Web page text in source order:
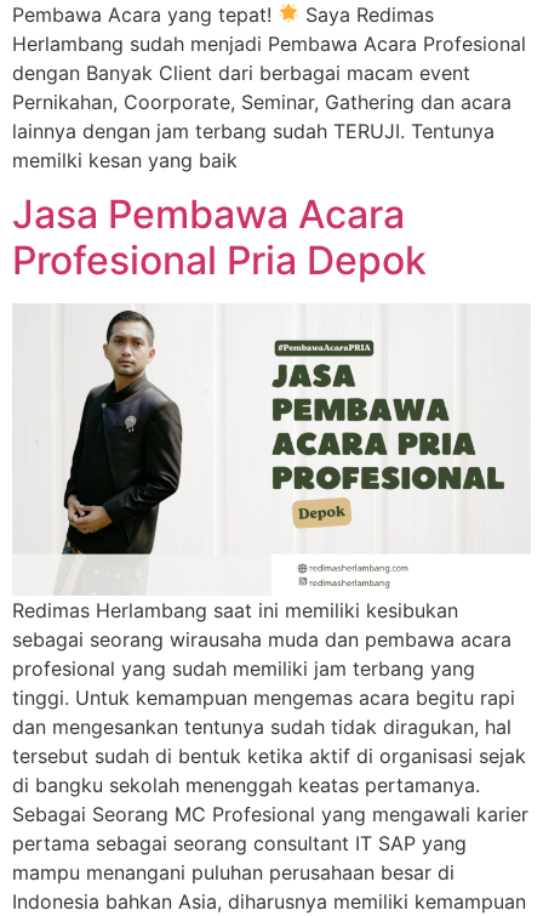
Pembawa Acara yang tepat!
Saya Redimas
Herlambang sudah menjadi Pembawa Acara Profesional
dengan Banyak Client dari berbagai macam event
Pernikahan, Coorporate, Seminar, Gathering dan acara
lainnya dengan jam terbang sudah TERUJI. Tentunya
memilki kesan yang baik
Jasa Pembawa Acara
Profesional Pria Depok
Redimas Herlambang saat ini memiliki kesibukan
sebagai seorang wirausaha muda dan pembawa acara
profesional yang sudah memiliki jam terbang yang
tinggi. Untuk kemampuan mengemas acara begitu rapi
dan mengesankan tentunya sudah tidak diragukan, hal
tersebut sudah di bentuk ketika aktif di organisasi sejak
di bangku sekolah menenggah keatas pertamanya.
Sebagai Seorang MC Profesional yang mengawali karier
pertama sebagai seorang consultant IT SAP yang
mampu menangani puluhan perusahaan besar di
Indonesia bahkan Asia, diharusnya memiliki kemampuan